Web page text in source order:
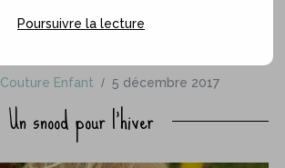
Couture Enfant 5 décembre 2017
Un snood pour l’hiver
Poursuivre la lecture